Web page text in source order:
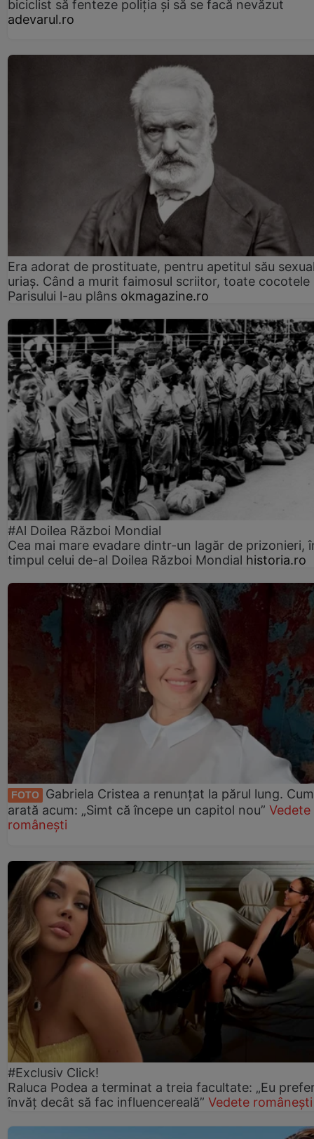
biciclist să fenteze poliția și să se facă nevăzut
adevarul.ro
Era adorat de prostituate, pentru apetitul său
uriaș. Când a murit faimosul scriitor, toate cocotele
Parisului l-au plâns okmagazine.ro
#Al Doilea Război Mondial
Cea mai mare evadare dintr-un lagăr de prizonieri,
timpul celui de-al Doilea Război Mondial historia.ro
FOTO
Gabriela Cristea a renunțat la părul lung. Cum
arată acum: „Simt că începe un capitol nou” Vedete
românești
#Exclusiv Click!
Raluca Podea a terminat a treia facultate: „Eu
învăț decât să fac influencereală” Vedete românești